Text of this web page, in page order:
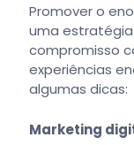
Promover o
uma
compromisso
experiências
algumas dicas:
Marketing